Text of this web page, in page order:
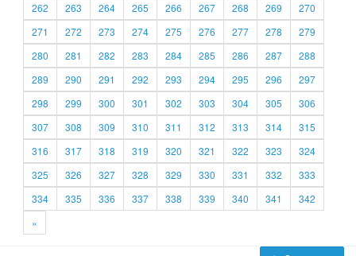
262
263 264 265 266 267 268 269
270
271
272 273 274 275 276 277 278
279
280
281 282 283 284 285 286 287
288
289
290 291 292 293 294 295 296
297
298
299 300 301 302 303 304 305
306
307
308 309 310 311 312 313 314
315
316
317 318 319 320 321 322 323
324
325
326 327 328 329 330 331 332
333
334
335 336 337 338 339 340 341
342
»